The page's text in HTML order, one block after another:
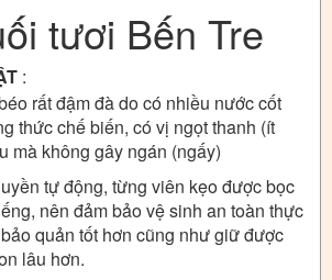
tươi Bến Tre
:
rất đậm đà do có nhiều nước cốt
thức chế biến, có vị ngọt thanh (ít
mà không gây ngán (ngấy)
tự động, từng viên kẹo được bọc
nên đảm bảo vệ sinh an toàn thực
quản tốt hơn cũng như giữ được
lâu hơn.